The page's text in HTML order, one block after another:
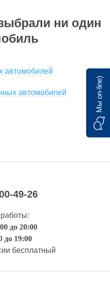
ни один
автомобилей
автомобилей
49-26
до 20:00
до 19:00
бесплатный
Мы on-line)